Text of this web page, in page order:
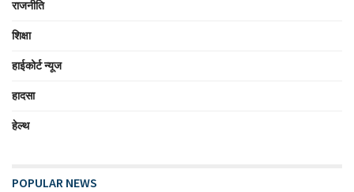
राजनीति
शिक्षा
हाईकोर्ट न्यूज
हादसा
हेल्थ
POPULAR NEWS